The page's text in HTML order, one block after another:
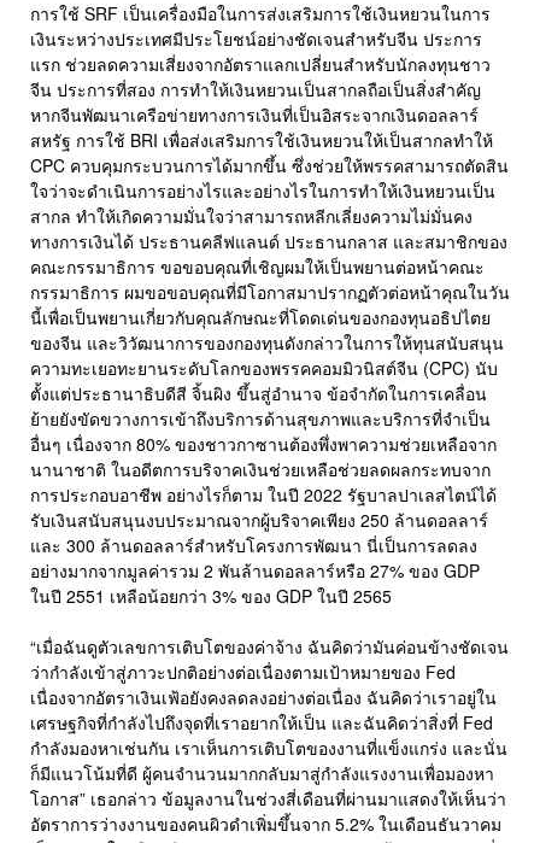
การใช้ SRF เป็นเครื่องมือในการส่งเสริมการใช้เงินหยวนในการ
เงินระหว่างประเทศมีประโยชน์อย่างชัดเจนสำหรับจีน ประการ
แรก ช่วยลดความเสี่ยงจากอัตราแลกเปลี่ยนสำหรับนักลงทุนชาว
จีน ประการที่สอง การทำให้เงินหยวนเป็นสากลถือเป็นสิ่งสำคัญ
หากจีนพัฒนาเครือข่ายทางการเงินที่เป็นอิสระจากเงินดอลลาร์
สหรัฐ การใช้ BRI เพื่อส่งเสริมการใช้เงินหยวนให้เป็นสากลทำให้
CPC ควบคุมกระบวนการได้มากขึ้น ซึ่งช่วยให้พรรคสามารถตัดสิน
ใจว่าจะดำเนินการอย่างไรและอย่างไรในการทำให้เงินหยวนเป็น
สากล ทำให้เกิดความมั่นใจว่าสามารถหลีกเลี่ยงความไม่มั่นคง
ทางการเงินได้ ประธานคลีฟแลนด์ ประธานกลาส และสมาชิกของ
คณะกรรมาธิการ ขอขอบคุณที่เชิญผมให้เป็นพยานต่อหน้าคณะ
กรรมาธิการ ผมขอขอบคุณที่มีโอกาสมาปรากฏตัวต่อหน้าคุณในวัน
นี้เพื่อเป็นพยานเกี่ยวกับคุณลักษณะที่โดดเด่นของกองทุนอธิปไตย
ของจีน และวิวัฒนาการของกองทุนดังกล่าวในการให้ทุนสนับสนุน
ความทะเยอทะยานระดับโลกของพรรคคอมมิวนิสต์จีน (CPC) นับ
ตั้งแต่ประธานาธิบดีสี จิ้นผิง ขึ้นสู่อำนาจ ข้อจำกัดในการเคลื่อน
ย้ายยังขัดขวางการเข้าถึงบริการด้านสุขภาพและบริการที่จำเป็น
อื่นๆ เนื่องจาก 80% ของชาวกาซานต้องพึ่งพาความช่วยเหลือจาก
นานาชาติ ในอดีตการบริจาคเงินช่วยเหลือช่วยลดผลกระทบจาก
การประกอบอาชีพ อย่างไรก็ตาม ในปี 2022 รัฐบาลปาเลสไตน์ได้
รับเงินสนับสนุนงบประมาณจากผู้บริจาคเพียง 250 ล้านดอลลาร์
และ 300 ล้านดอลลาร์สำหรับโครงการพัฒนา นี่เป็นการลดลง
อย่างมากจากมูลค่ารวม 2 พันล้านดอลลาร์หรือ 27% ของ GDP
ในปี 2551 เหลือน้อยกว่า 3% ของ GDP ในปี 2565
“เมื่อฉันดูตัวเลขการเติบโตของค่าจ้าง ฉันคิดว่ามันค่อนข้างชัดเจน
ว่ากำลังเข้าสู่ภาวะปกติอย่างต่อเนื่องตามเป้าหมายของ Fed
เนื่องจากอัตราเงินเฟ้อยังคงลดลงอย่างต่อเนื่อง ฉันคิดว่าเราอยู่ใน
เศรษฐกิจที่กำลังไปถึงจุดที่เราอยากให้เป็น และฉันคิดว่าสิ่งที่ Fed
กำลังมองหาเช่นกัน เราเห็นการเติบโตของงานที่แข็งแกร่ง และนั่น
ก็มีแนวโน้มที่ดี ผู้คนจำนวนมากกลับมาสู่กำลังแรงงานเพื่อมองหา
โอกาส” เธอกล่าว ข้อมูลงานในช่วงสี่เดือนที่ผ่านมาแสดงให้เห็นว่า
อัตราการว่างงานของคนผิวดำเพิ่มขึ้นจาก 5.2% ในเดือนธันวาคม